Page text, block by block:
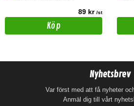
89 kr /st
Köp
Nyhetsbrev
Var först med att få nyheter
Anmäl dig till vårt